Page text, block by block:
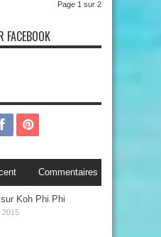
Page 1 sur 2
FACEBOOK
Commentaires
Koh Phi Phi
2015